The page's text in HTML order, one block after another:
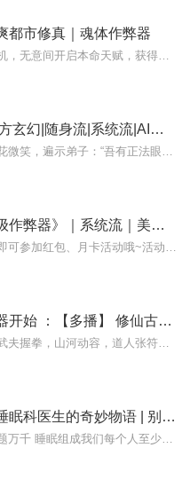
都市修真｜魂体作弊器
我有门派作弊器|东方玄幻|随身流|系统流|AI专辑
（无敌爽文）《超级作弊器》｜系统流｜美女环绕｜扮猪吃虎
从武学专用版作弊器开始 ：【多播】 修仙古言 | 半妖穿越 ，风流男主| 纯爱
脑子不会好好睡：睡眠科医生的奇妙物语 | 别小看睡眠问题！早睡是人类的无敌作弊器